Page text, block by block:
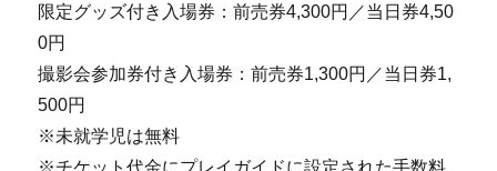
限定グッズ付き入場券：前売券4,300円／当日券4,50
0円
撮影会参加券付き入場券：前売券1,300円／当日券1,
500円
※未就学児は無料
※チケット代金にプレイガイドに設定された手数料